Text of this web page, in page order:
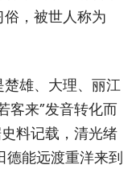
，被世人称为
雄、大理、丽江
客来”发音转化而
料记载，清光绪
德能远渡重洋来到